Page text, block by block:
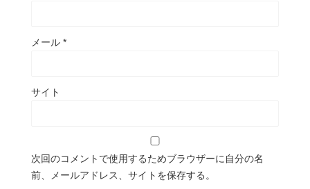
メール *
サイト
次回のコメントで使用するためブラウザーに自分の名
前、メールアドレス、サイトを保存する。